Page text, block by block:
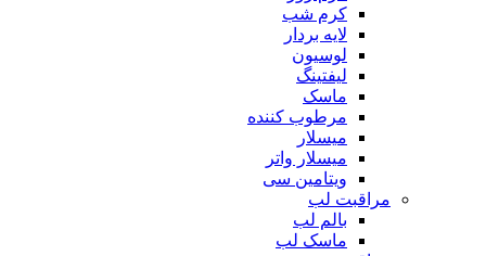
کرم شب
لایه بردار
لوسیون
لیفتینگ
ماسک
مرطوب کننده
میسلار
میسلار واتر
ویتامین سی
مراقبت لب
بالم لب
ماسک لب